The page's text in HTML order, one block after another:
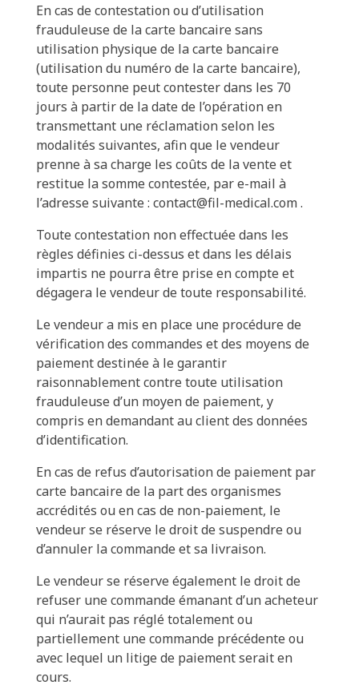
En cas de contestation ou d’utilisation
frauduleuse de la carte bancaire sans
utilisation physique de la carte bancaire
(utilisation du numéro de la carte bancaire),
toute personne peut contester dans les 70
jours à partir de la date de l’opération en
transmettant une réclamation selon les
modalités suivantes, afin que le vendeur
prenne à sa charge les coûts de la vente et
restitue la somme contestée, par e-mail à
l’adresse suivante : contact@fil-medical.com .
Toute contestation non effectuée dans les
règles définies ci-dessus et dans les délais
impartis ne pourra être prise en compte et
dégagera le vendeur de toute responsabilité.
Le vendeur a mis en place une procédure de
vérification des commandes et des moyens de
paiement destinée à le garantir
raisonnablement contre toute utilisation
frauduleuse d’un moyen de paiement, y
compris en demandant au client des données
d’identification.
En cas de refus d’autorisation de paiement par
carte bancaire de la part des organismes
accrédités ou en cas de non-paiement, le
vendeur se réserve le droit de suspendre ou
d’annuler la commande et sa livraison.
Le vendeur se réserve également le droit de
refuser une commande émanant d’un acheteur
qui n’aurait pas réglé totalement ou
partiellement une commande précédente ou
avec lequel un litige de paiement serait en
cours.